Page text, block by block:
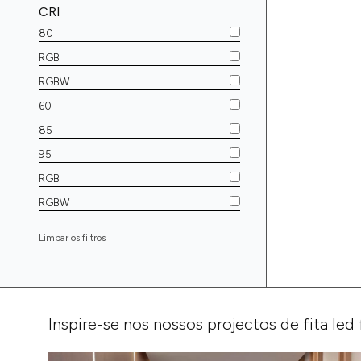
CRI
80
RGB
RGBW
60
85
95
RGB
RGBW
Limpar os filtros
Inspire-se nos nossos projectos de fita led